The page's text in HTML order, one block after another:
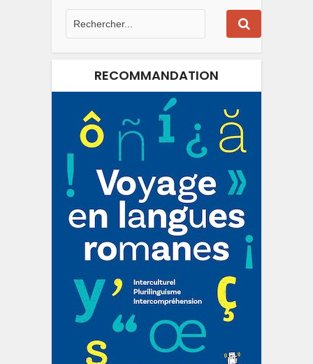
RECOMMANDATION